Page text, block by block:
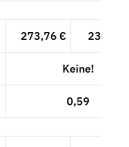
273,76 € 230,05
Keine!
0,59